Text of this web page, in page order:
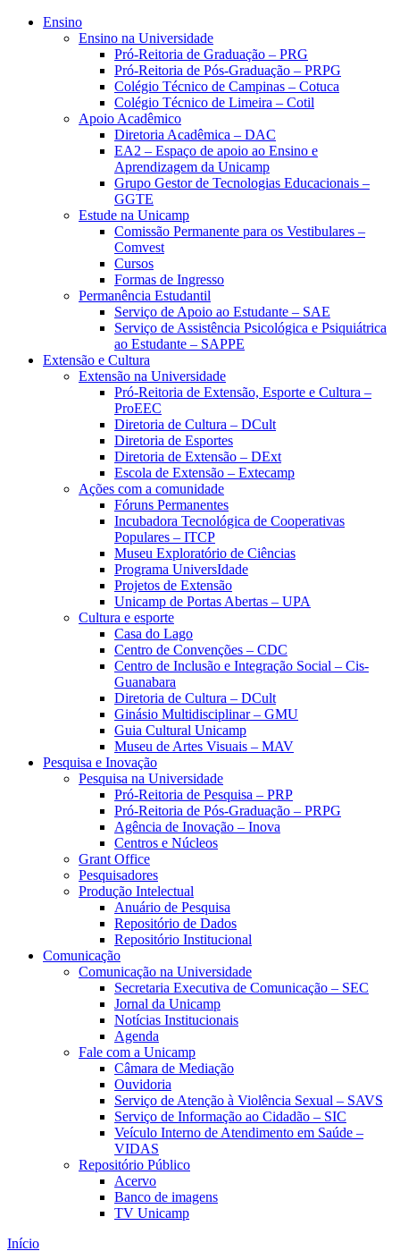
Ensino
Ensino na Universidade
Pró-Reitoria de Graduação – PRG
Pró-Reitoria de Pós-Graduação – PRPG
Colégio Técnico de Campinas – Cotuca
Colégio Técnico de Limeira – Cotil
Apoio Acadêmico
Diretoria Acadêmica – DAC
EA2 – Espaço de apoio ao Ensino e
Aprendizagem da Unicamp
Grupo Gestor de Tecnologias Educacionais –
GGTE
Estude na Unicamp
Comissão Permanente para os Vestibulares –
Comvest
Cursos
Formas de Ingresso
Permanência Estudantil
Serviço de Apoio ao Estudante – SAE
Serviço de Assistência Psicológica e Psiquiátrica
ao Estudante – SAPPE
Extensão e Cultura
Extensão na Universidade
Pró-Reitoria de Extensão, Esporte e Cultura –
ProEEC
Diretoria de Cultura – DCult
Diretoria de Esportes
Diretoria de Extensão – DExt
Escola de Extensão – Extecamp
Ações com a comunidade
Fóruns Permanentes
Incubadora Tecnológica de Cooperativas
Populares – ITCP
Museu Exploratório de Ciências
Programa UniversIdade
Projetos de Extensão
Unicamp de Portas Abertas – UPA
Cultura e esporte
Casa do Lago
Centro de Convenções – CDC
Centro de Inclusão e Integração Social – Cis-
Guanabara
Diretoria de Cultura – DCult
Ginásio Multidisciplinar – GMU
Guia Cultural Unicamp
Museu de Artes Visuais – MAV
Pesquisa e Inovação
Pesquisa na Universidade
Pró-Reitoria de Pesquisa – PRP
Pró-Reitoria de Pós-Graduação – PRPG
Agência de Inovação – Inova
Centros e Núcleos
Grant Office
Pesquisadores
Produção Intelectual
Anuário de Pesquisa
Repositório de Dados
Repositório Institucional
Comunicação
Comunicação na Universidade
Secretaria Executiva de Comunicação – SEC
Jornal da Unicamp
Notícias Institucionais
Agenda
Fale com a Unicamp
Câmara de Mediação
Ouvidoria
Serviço de Atenção à Violência Sexual – SAVS
Serviço de Informação ao Cidadão – SIC
Veículo Interno de Atendimento em Saúde –
VIDAS
Repositório Público
Acervo
Banco de imagens
TV Unicamp
Início